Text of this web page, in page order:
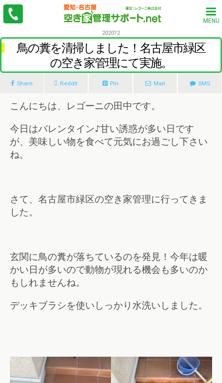
MENU
2020?2
鳥の糞を清掃しました！名古屋市緑区
の空き家管理にて実施。
Share Reddit Pin Mail SMS
こんにちは、レゴーニの田中です。
今日はバレンタイン♪甘い誘惑が多い日です
が、美味しい物を食べて元気にお過ごし下さい
ね。
さて、名古屋市緑区の空き家管理に行ってきま
した。
玄関に鳥の糞が落ちているのを発見！今年は暖
かい日が多いので動物が現れる機会も多いのか
もしれませんね。
デッキブラシを使いしっかり水洗いしました。